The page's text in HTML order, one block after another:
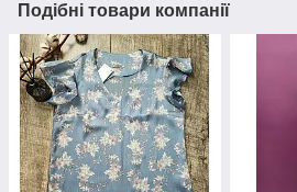
Подібні товари компанії